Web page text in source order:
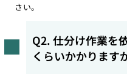
さい。
Q2. 仕分け作業を
くらいかかります